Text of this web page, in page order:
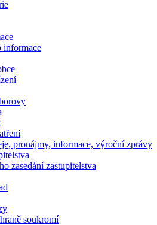
informace
pronájmy, informace, výroční zprávy
zasedání zastupitelstva
soukromí